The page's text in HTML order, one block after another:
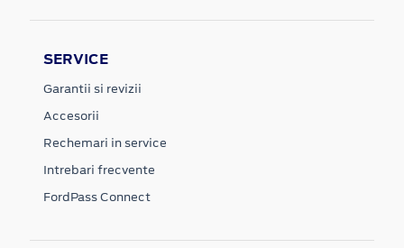
SERVICE
Garantii si revizii
Accesorii
Rechemari in service
Intrebari frecvente
FordPass Connect